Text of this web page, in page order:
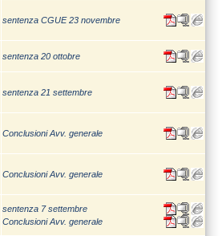
sentenza CGUE 23 novembre
sentenza 20 ottobre
sentenza 21 settembre
Conclusioni Avv. generale
Conclusioni Avv. generale
sentenza 7 settembre
Conclusioni Avv. generale